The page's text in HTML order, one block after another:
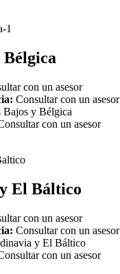
Bélgica
con un asesor
Consultar con un asesor
Bajos y Bélgica
con un asesor
El Báltico
con un asesor
Consultar con un asesor
y El Báltico
con un asesor